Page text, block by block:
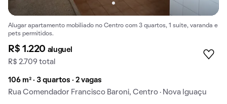
Alugar apartamento mobiliado no Centro com 3 quartos, 1 suíte, varanda e
pets permitidos.
R$ 1.220 aluguel
R$ 2.709 total
106 m² · 3 quartos · 2 vagas
Rua Comendador Francisco Baroni, Centro · Nova Iguaçu